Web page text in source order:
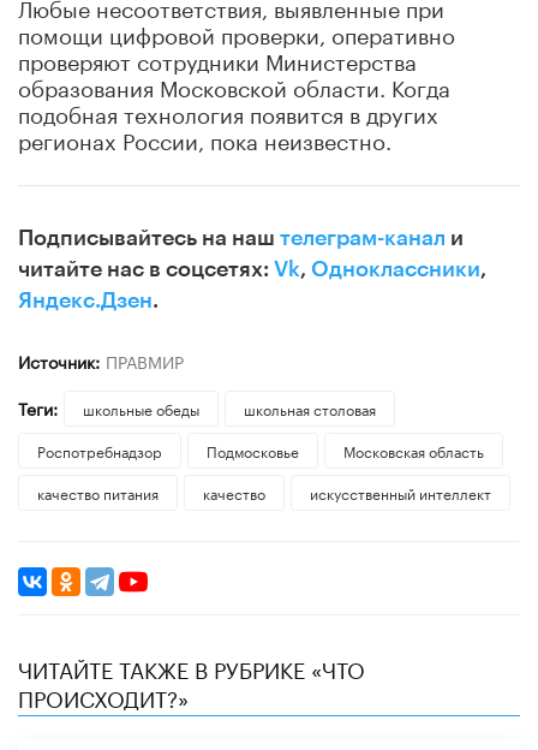
помощи цифровой проверки, оперативно
проверяют сотрудники Министерства
образования Московской области. Когда
подобная технология появится в других
регионах России, пока неизвестно.
Подписывайтесь на наш телеграм-канал и
читайте нас в соцсетях: Vk, Одноклассники,
Яндекс.Дзен.
Источник: ПРАВМИР
Теги:
школьные обеды
школьная столовая
Роспотребнадзор
Подмосковье
Московская область
качество питания
качество искусственный интеллект
ЧИТАЙТЕ ТАКЖЕ В РУБРИКЕ «ЧТО
ПРОИСХОДИТ?»